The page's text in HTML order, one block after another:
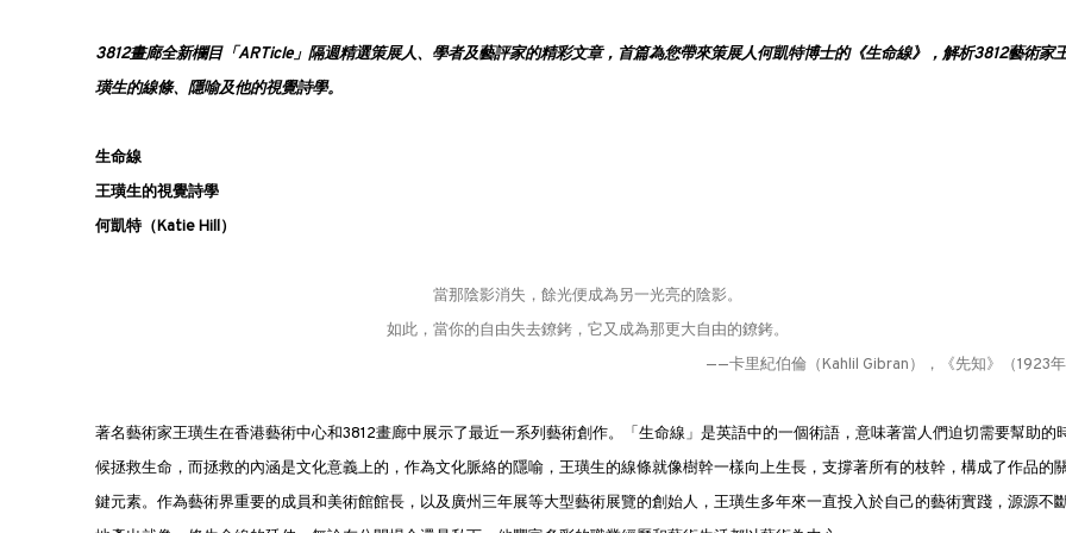
3812畫廊全新欄目「ARTicle」隔週精選策展人、學者及藝評家的精彩文章，首篇為您帶來策展人何凱特博士的《生命線》，解析3812藝術家
璜生的線條、隱喻及他的視覺詩學。
生命線
王璜生的視覺詩學
何凱特（Katie Hill）
當那陰影消失，餘光便成為另一光亮的陰影。
如此，當你的自由失去鐐銬，它又成為那更大自由的鐐銬。
——卡里·紀伯倫（Kahlil Gibran），《先知》（1923
著名藝術家王璜生在香港藝術中心和3812畫廊中展示了最近一系列藝術創作。「生命線」是英語中的一個術語，意味著當人們迫切需要幫助的
候拯救生命，而拯救的內涵是文化意義上的，作為文化脈絡的隱喻，王璜生的線條就像樹幹一樣向上生長，支撐著所有的枝幹，構成了作品的
鍵元素。作為藝術界重要的成員和美術館館長，以及廣州三年展等大型藝術展覽的創始人，王璜生多年來一直投入於自己的藝術實踐，源源不